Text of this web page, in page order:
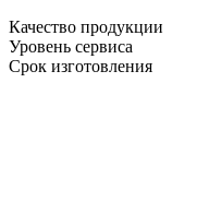
Качество продукции
Уровень сервиса
Срок изготовления